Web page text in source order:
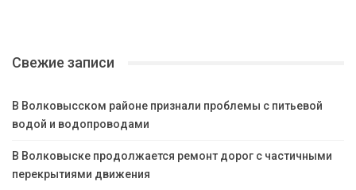
Свежие записи
В Волковысском районе признали проблемы с питьевой
водой и водопроводами
В Волковыске продолжается ремонт дорог с частичными
перекрытиями движения